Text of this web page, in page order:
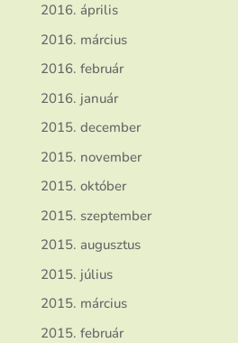
2016. április
2016. március
2016. február
2016. január
2015. december
2015. november
2015. október
2015. szeptember
2015. augusztus
2015. július
2015. március
2015. február